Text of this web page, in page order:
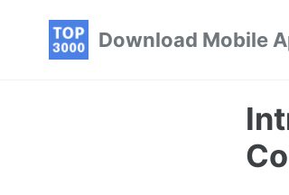
Download Mobile